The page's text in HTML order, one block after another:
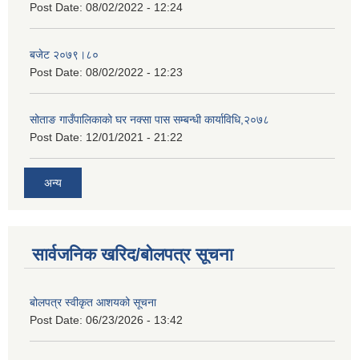
Post Date: 08/02/2022 - 12:24
बजेट २०७९।८०
Post Date: 08/02/2022 - 12:23
सोताङ गाउँपालिकाको घर नक्सा पास सम्बन्धी कार्याविधि,२०७८
Post Date: 12/01/2021 - 21:22
अन्य
सार्वजनिक खरिद/बोलपत्र सूचना
बोलपत्र स्वीकृत आशयको सूचना
Post Date: 06/23/2026 - 13:42